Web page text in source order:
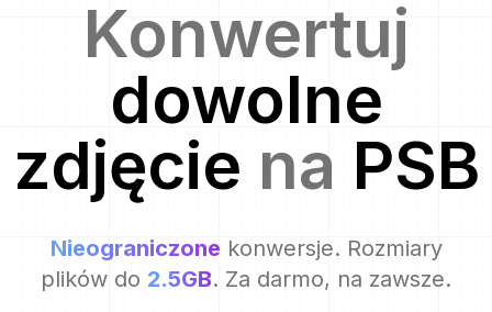
Konwertuj
dowolne
zdjęcie na PSB
Nieograniczone konwersje. Rozmiary
plików do 2.5GB. Za darmo, na zawsze.